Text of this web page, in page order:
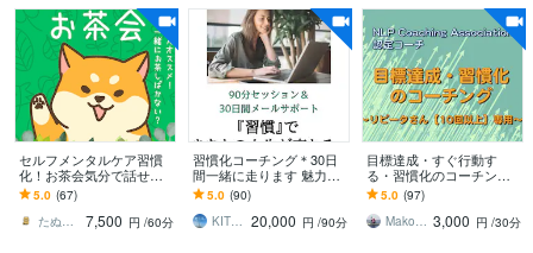
セルフメンタルケア習慣
化！お茶会気分で話せま
す やさしい「たぬき」
が、不思議な癒し空間で
「あなた」と戯れる。
5.0 (67)
たぬき／あなたの味方につきます
7,500 円 /60分
習慣化コーチング＊30日
間一緒に走ります 魅力発
見セッション(90分)×30日
間のメッセージサポート
5.0 (90)
KITRI（キトリ） 20,000 円 /90分
目標達成・すぐ行動す
る・習慣化のコーチング
をします リピータさん（1
0回目〜）専用
5.0 (97)
Makoto Mishina（三品 誠） 3,000 円 /30分